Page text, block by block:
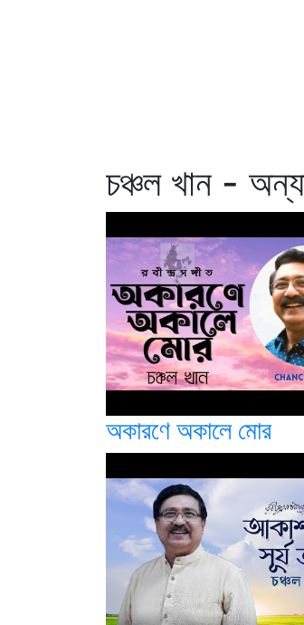
চঞ্চল খান -
অকারণে অকালে মোর